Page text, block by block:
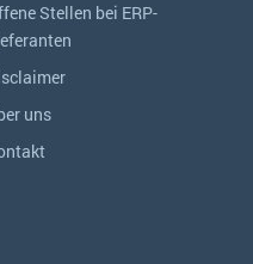
Stellen bei ERP-
uns